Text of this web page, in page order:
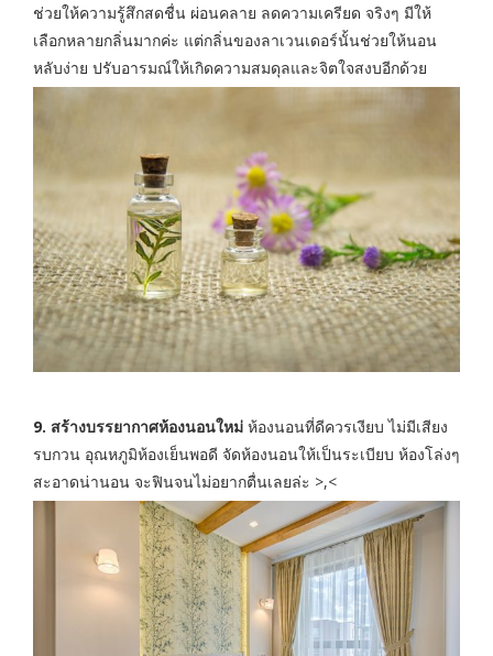
ช่วยให้ความรู้สึกสดชื่น ผ่อนคลาย ลดความเครียด จริงๆ มีให้
เลือกหลายกลิ่นมากค่ะ แต่กลิ่นของลาเวนเดอร์นั้นช่วยให้นอน
หลับง่าย ปรับอารมณ์ให้เกิดความสมดุลและจิตใจสงบอีกด้วย
9. สร้างบรรยากาศห้องนอนใหม่ ห้องนอนที่ดีควรเงียบ ไม่มีเสียง
รบกวน อุณหภูมิห้องเย็นพอดี จัดห้องนอนให้เป็นระเบียบ ห้องโล่งๆ
สะอาดน่านอน จะฟินจนไม่อยากตื่นเลยล่ะ >,<